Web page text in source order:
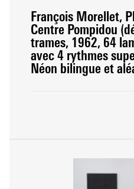
François Morellet,
Centre Pompidou
trames, 1962, 64
avec 4 rythmes
Néon bilingue et